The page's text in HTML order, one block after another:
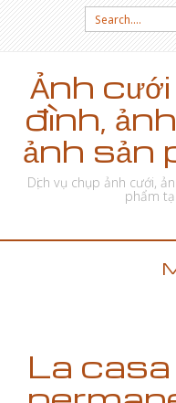
Search for:
Ảnh
đình,
ảnh sản
Dịch vụ chụp ảnh cưới,
phẩm
La casa